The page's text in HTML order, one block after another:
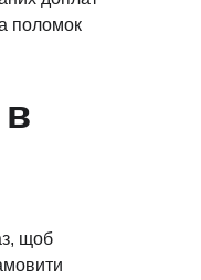
поломок
щоб